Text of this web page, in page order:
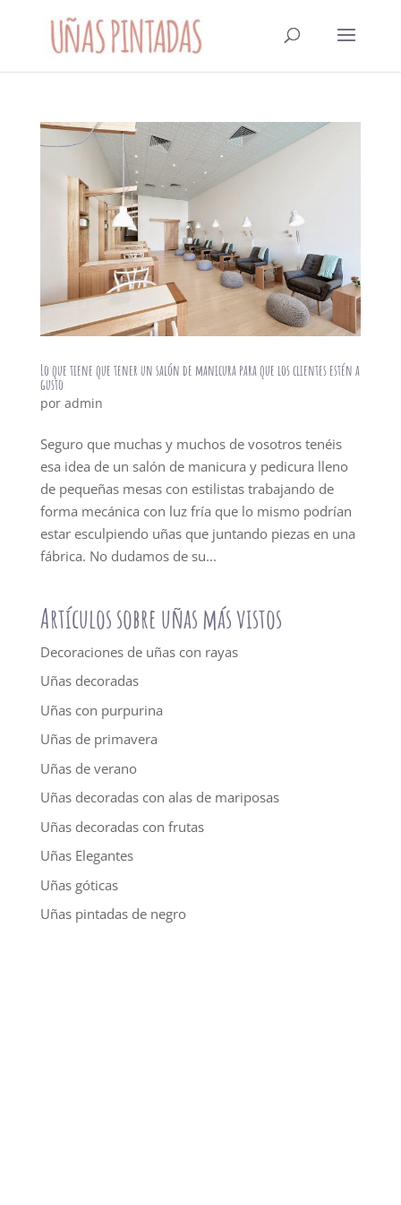
Lo que tiene que tener un salón de manicura para que los clientes estén a
gusto
por admin
Seguro que muchas y muchos de vosotros tenéis
esa idea de un salón de manicura y pedicura lleno
de pequeñas mesas con estilistas trabajando de
forma mecánica con luz fría que lo mismo podrían
estar esculpiendo uñas que juntando piezas en una
fábrica. No dudamos de su...
Artículos sobre uñas más vistos
Decoraciones de uñas con rayas
Uñas decoradas
Uñas con purpurina
Uñas de primavera
Uñas de verano
Uñas decoradas con alas de mariposas
Uñas decoradas con frutas
Uñas Elegantes
Uñas góticas
Uñas pintadas de negro